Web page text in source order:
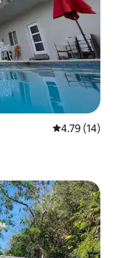
レビュー14
4.79 (14)